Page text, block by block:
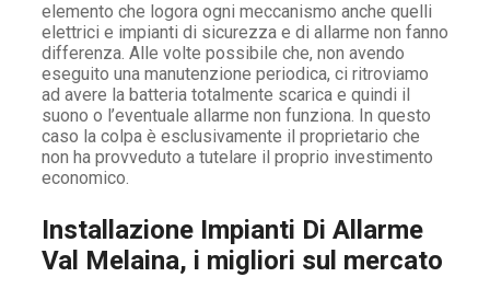
elemento che logora ogni meccanismo anche quelli
elettrici e impianti di sicurezza e di allarme non fanno
differenza. Alle volte possibile che, non avendo
eseguito una manutenzione periodica, ci ritroviamo
ad avere la batteria totalmente scarica e quindi il
suono o l’eventuale allarme non funziona. In questo
caso la colpa è esclusivamente il proprietario che
non ha provveduto a tutelare il proprio investimento
economico.
Installazione Impianti Di Allarme
Val Melaina, i migliori sul mercato